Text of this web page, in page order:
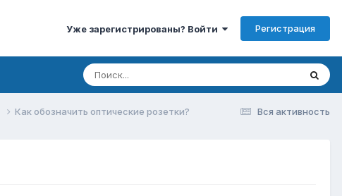
Уже зарегистрированы? Войти Регистрация
Вся активность
Как обозначить оптические розетки?